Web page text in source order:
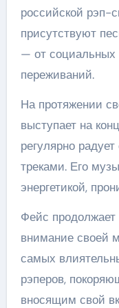
российской рэп-
присутствуют
— от
переживаний.
На протяжении
выступает на
регулярно
треками. Его
энергетикой,
Фейс продолжает
внимание своей
самых
рэперов,
вносящим свой